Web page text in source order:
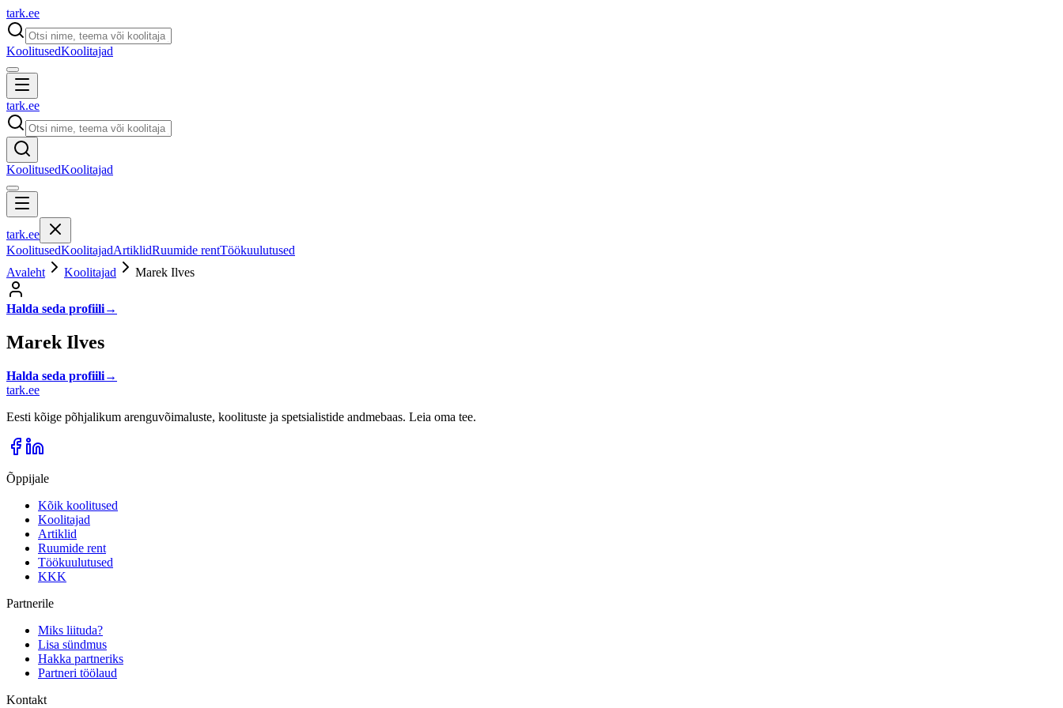
tark.ee
KoolitusedKoolitajad
tark.ee
KoolitusedKoolitajad
tark.ee
KoolitusedKoolitajadArtiklidRuumide rentTöökuulutused
Avaleht
Koolitajad Marek Ilves
Halda seda profiili→
Marek Ilves
Halda seda profiili→
tark.ee
Eesti kõige põhjalikum arenguvõimaluste, koolituste ja spetsialistide andmebaas. Leia oma tee.
Õppijale
Kõik koolitused
Koolitajad
Artiklid
Ruumide rent
Töökuulutused
KKK
Partnerile
Miks liituda?
Lisa sündmus
Hakka partneriks
Partneri töölaud
Kontakt